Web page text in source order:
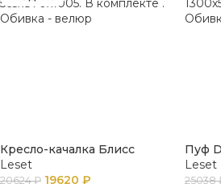
Кресло-качалка Блисс
Leset
20624₽ 19620 ₽
Пуф
Leset
25038